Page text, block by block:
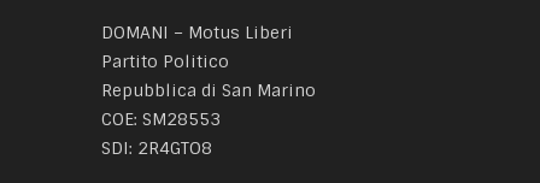
DOMANI – Motus Liberi
Partito Politico
Repubblica di San Marino
COE: SM28553
SDI: 2R4GTO8